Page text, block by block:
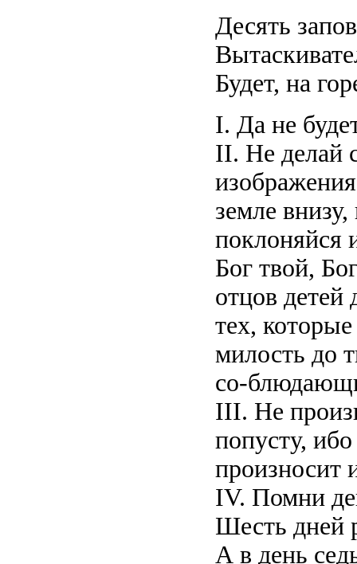
Десять
Будет, на
I. Да не
II. Не делай
земле
поклоняйся
Бог твой,
отцов детей
тех,
милость до
со-
III. Не
попусту,
произносит
IV. Помни
Шесть дней
А в день